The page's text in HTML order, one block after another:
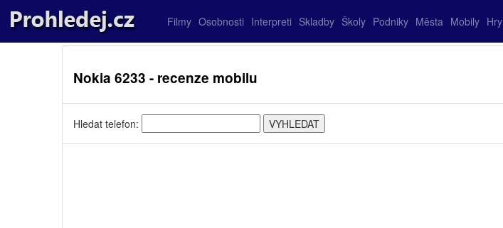
Filmy Osobnosti Interpreti Skladby Školy Podniky Města Mobily Hry
Nokia 6233 - recenze mobilu
Hledat telefon: